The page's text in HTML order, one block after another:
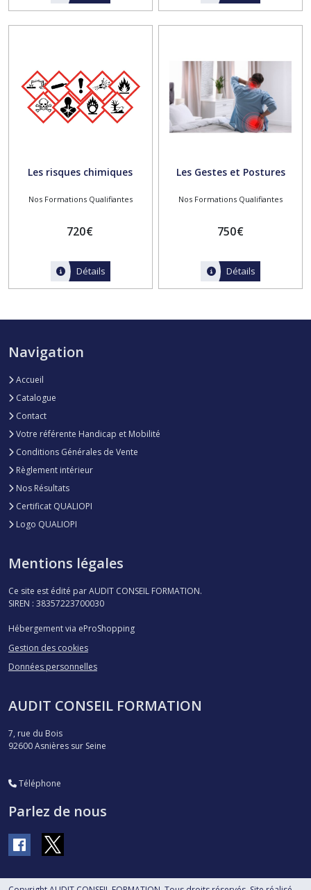
Les risques chimiques
Nos Formations Qualifiantes
720€
Détails
Les Gestes et Postures
Nos Formations Qualifiantes
750€
Détails
Navigation
Accueil
Catalogue
Contact
Votre référente Handicap et Mobilité
Conditions Générales de Vente
Règlement intérieur
Nos Résultats
Certificat QUALIOPI
Logo QUALIOPI
Mentions légales
Ce site est édité par AUDIT CONSEIL FORMATION.
SIREN : 38357223700030
Hébergement via eProShopping
Gestion des cookies
Données personnelles
AUDIT CONSEIL FORMATION
7, rue du Bois
92600Asnières sur Seine
Téléphone
Parlez de nous